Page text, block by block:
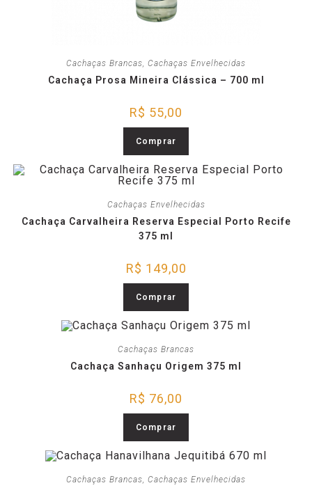
Cachaças Brancas, Cachaças Envelhecidas
Cachaça Prosa Mineira Clássica – 700 ml
R$ 55,00
Comprar
Cachaças Envelhecidas
Cachaça Carvalheira Reserva Especial Porto Recife
375 ml
R$ 149,00
Comprar
Cachaças Brancas
Cachaça Sanhaçu Origem 375 ml
R$ 76,00
Comprar
Cachaças Brancas, Cachaças Envelhecidas